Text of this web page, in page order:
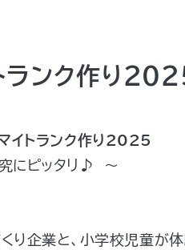
ランク作り
イトランク作り2025
にピッタリ♪ ～
企業と、小学校児童が